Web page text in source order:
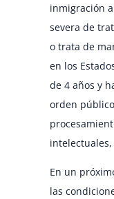
inmigración
severa de
o trata de
en los
de 4 años y
orden
En un
las